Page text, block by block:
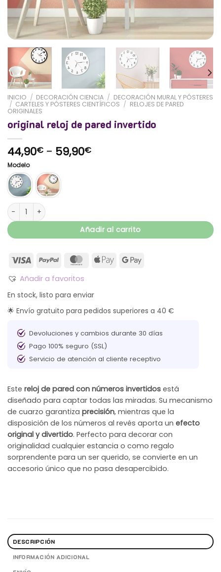
INICIO / DECORACIÓN CIENCIA / DECORACIÓN MURAL Y PÓSTERES
/ CARTELES Y PÓSTERES CIENTÍFICOS / RELOJES DE PARED
ORIGINALES
original reloj de pared invertido
44,90€ - 59,90€Rango
Modelo
original reloj de pared invertido cantidad
Añadir al carrito
Añadir a favoritos
En stock, listo para enviar
🌟 Envío gratuito para pedidos superiores a 40 €
Devoluciones y cambios durante 30 días
Pago 100% seguro (SSL)
Servicio de atención al cliente receptivo
Este reloj de pared con números invertidos está
diseñado para captar todas las miradas. Su mecanismo
de cuarzo garantiza precisión, mientras que la
disposición de los números al revés aporta un efecto
original y divertido. Perfecto para decorar con
originalidad cualquier estancia o como regalo
sorprendente para un ser querido, se convierte en un
accesorio único que no pasa desapercibido.
DESCRIPCIÓN
INFORMACIÓN ADICIONAL